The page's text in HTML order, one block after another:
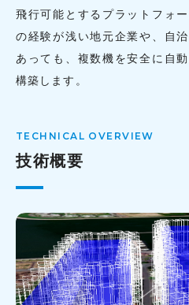
飛行可能とするプラットフォ
の経験が浅い地元企業や、自
あっても、複数機を安全に自
構築します。
技術概要